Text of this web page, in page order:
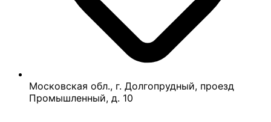
Московская обл., г. Долгопрудный, проезд
Промышленный, д. 10